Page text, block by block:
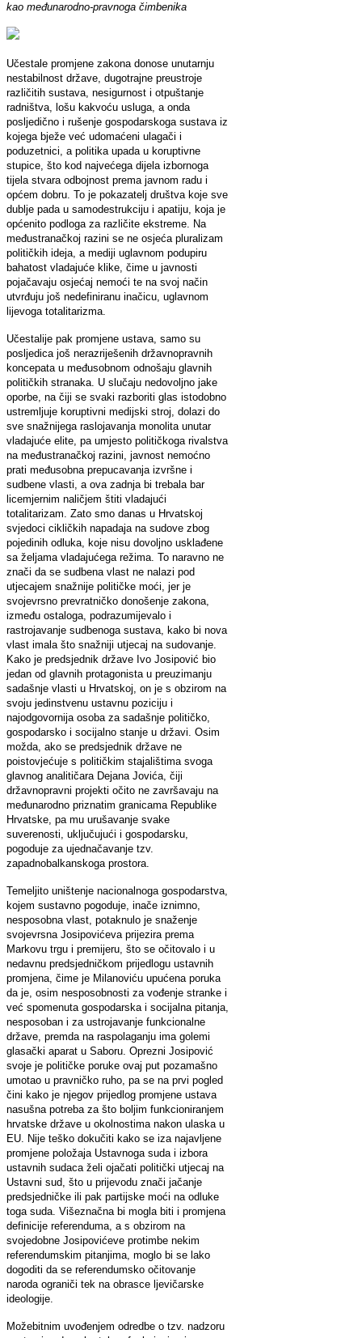
kao međunarodno-pravnoga čimbenika
Učestale promjene zakona donose unutarnju
nestabilnost države, dugotrajne preustroje
različitih sustava, nesigurnost i otpuštanje
radništva, lošu kakvoću usluga, a onda
posljedično i rušenje gospodarskoga sustava iz
kojega bježe već udomaćeni ulagači i
poduzetnici, a politika upada u koruptivne
stupice, što kod najvećega dijela izbornoga
tijela stvara odbojnost prema javnom radu i
općem dobru. To je pokazatelj društva koje sve
dublje pada u samodestrukciju i apatiju, koja je
općenito podloga za različite ekstreme. Na
međustranačkoj razini se ne osjeća pluralizam
političkih ideja, a mediji uglavnom podupiru
bahatost vladajuće klike, čime u javnosti
pojačavaju osjećaj nemoći te na svoj način
utvrđuju još nedefiniranu inačicu, uglavnom
lijevoga totalitarizma.
Učestalije pak promjene ustava, samo su
posljedica još nerazriješenih državnopravnih
koncepata u međusobnom odnošaju glavnih
političkih stranaka. U slučaju nedovoljno jake
oporbe, na čiji se svaki razboriti glas istodobno
ustremljuje koruptivni medijski stroj, dolazi do
sve snažnijega raslojavanja monolita unutar
vladajuće elite, pa umjesto političkoga rivalstva
na međustranačkoj razini, javnost nemoćno
prati međusobna prepucavanja izvršne i
sudbene vlasti, a ova zadnja bi trebala bar
licemjernim naličjem štiti vladajući
totalitarizam. Zato smo danas u Hrvatskoj
svjedoci cikličkih napadaja na sudove zbog
pojedinih odluka, koje nisu dovoljno usklađene
sa željama vladajućega režima. To naravno ne
znači da se sudbena vlast ne nalazi pod
utjecajem snažnije političke moći, jer je
svojevrsno prevratničko donošenje zakona,
između ostaloga, podrazumijevalo i
rastrojavanje sudbenoga sustava, kako bi nova
vlast imala što snažniji utjecaj na sudovanje.
Kako je predsjednik države Ivo Josipović bio
jedan od glavnih protagonista u preuzimanju
sadašnje vlasti u Hrvatskoj, on je s obzirom na
svoju jedinstvenu ustavnu poziciju i
najodgovornija osoba za sadašnje političko,
gospodarsko i socijalno stanje u državi. Osim
možda, ako se predsjednik države ne
poistovjećuje s političkim stajalištima svoga
glavnog analitičara Dejana Jovića, čiji
državnopravni projekti očito ne završavaju na
međunarodno priznatim granicama Republike
Hrvatske, pa mu urušavanje svake
suverenosti, uključujući i gospodarsku,
pogoduje za ujednačavanje tzv.
zapadnobalkanskoga prostora.
Temeljito uništenje nacionalnoga gospodarstva,
kojem sustavno pogoduje, inače iznimno,
nesposobna vlast, potaknulo je snaženje
svojevrsna Josipovićeva prijezira prema
Markovu trgu i premijeru, što se očitovalo i u
nedavnu predsjedničkom prijedlogu ustavnih
promjena, čime je Milanoviću upućena poruka
da je, osim nesposobnosti za vođenje stranke i
već spomenuta gospodarska i socijalna pitanja,
nesposoban i za ustrojavanje funkcionalne
države, premda na raspolaganju ima golemi
glasački aparat u Saboru. Oprezni Josipović
svoje je političke poruke ovaj put pozamašno
umotao u pravničko ruho, pa se na prvi pogled
čini kako je njegov prijedlog promjene ustava
nasušna potreba za što boljim funkcioniranjem
hrvatske države u okolnostima nakon ulaska u
EU. Nije teško dokučiti kako se iza najavljene
promjene položaja Ustavnoga suda i izbora
ustavnih sudaca želi ojačati politički utjecaj na
Ustavni sud, što u prijevodu znači jačanje
predsjedničke ili pak partijske moći na odluke
toga suda. Višeznačna bi mogla biti i promjena
definicije referenduma, a s obzirom na
svojedobne Josipovićeve protimbe nekim
referendumskim pitanjima, moglo bi se lako
dogoditi da se referendumsko očitovanje
naroda ograniči tek na obrasce ljevičarske
ideologije.
Možebitnim uvođenjem odredbe o tzv. nadzoru